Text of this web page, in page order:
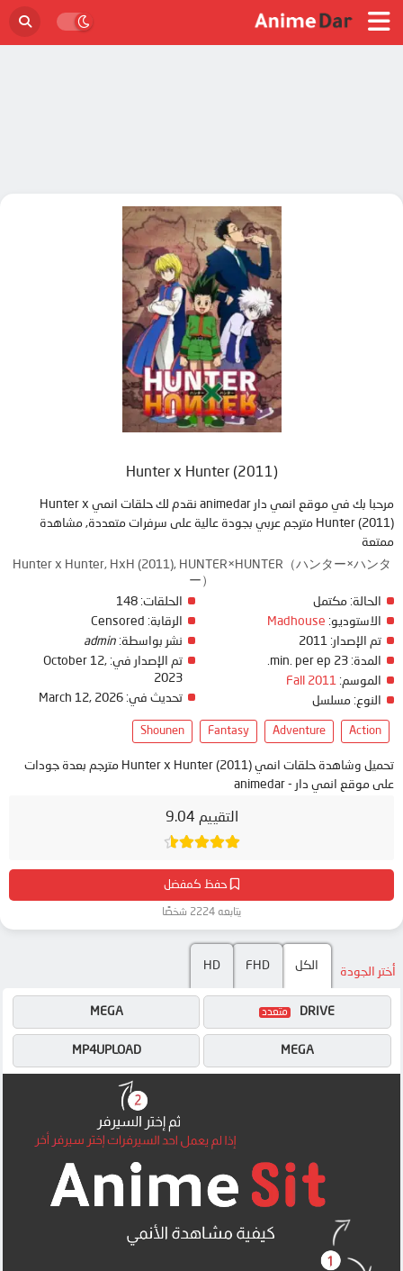
التقييم 9.04
حفظ كمفضل
يتابعه 2224 شخصًا
Hunter x Hunter (2011)
مرحبا بك في موقع انمي دار animedar نقدم لك حلقات انمي Hunter x
Hunter (2011) مترجم عربي بجودة عالية على سرفرات متعددة, مشاهدة
ممتعة
Hunter x Hunter, HxH (2011), HUNTER×HUNTER（ハンター×ハンタ
ー）
الحالة: مكتمل
الاستوديو: Madhouse
تم الإصدار:
المدة:
الموسم: Fall 2011
النوع: مسلسل
الحلقات: 148
الرقابة:
نشر بواسطة: admin
تم الإصدار في: October 12,
2023
تحديث في: March 12, 2026
Action
Adventure
Fantasy
Shounen
تحميل وشاهدة حلقات انمي Hunter x Hunter (2011) مترجم بعدة جودات
على موقع انمي دار - animedar
أختر الجودة الكل FHD
HD
MEGA
MP4UPLOAD MEGA
DRIVE